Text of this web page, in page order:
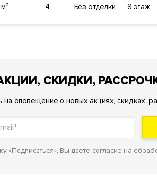
4 Без отделки 8 этаж
СКИДКИ,
оповещение о новых акциях, скидках,
«Подписаться», Вы даете согласие на